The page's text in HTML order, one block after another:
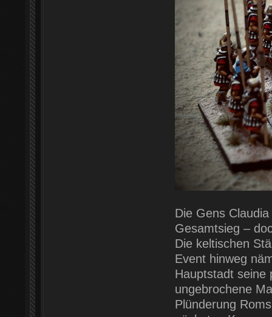
Die Gens
Gesamtsieg –
Die keltischen
Event hinweg
Hauptstadt seine
ungebrochene
Plünderung